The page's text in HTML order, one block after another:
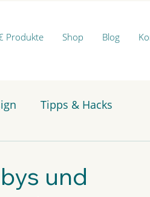
Produkte Shop Blog
Tipps & Hacks
und